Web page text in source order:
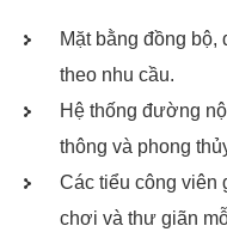
Mặt bằng đồng bộ,
theo nhu cầu.
Hệ thống đường
thông và phong
Các tiểu công viên
chơi và thư giãn